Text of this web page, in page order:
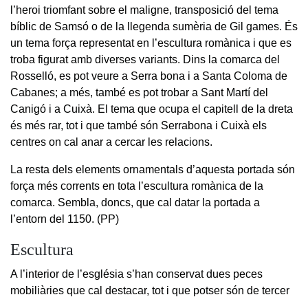
l’heroi triomfant sobre el maligne, transposició del tema
bíblic de Samsó o de la llegenda sumèria de Gil games. És
un tema força representat en l’escultura romànica i que es
troba figurat amb diverses variants. Dins la comarca del
Rosselló, es pot veure a Serra bona i a Santa Coloma de
Cabanes; a més, també es pot trobar a Sant Martí del
Canigó i a Cuixà. El tema que ocupa el capitell de la dreta
és més rar, tot i que també són Serrabona i Cuixà els
centres on cal anar a cercar les relacions.
La resta dels elements ornamentals d’aquesta portada són
força més corrents en tota l’escultura romànica de la
comarca. Sembla, doncs, que cal datar la portada a
l’entorn del 1150. (PP)
Escultura
A l’interior de l’església s’han conservat dues peces
mobiliàries que cal destacar, tot i que potser són de tercer